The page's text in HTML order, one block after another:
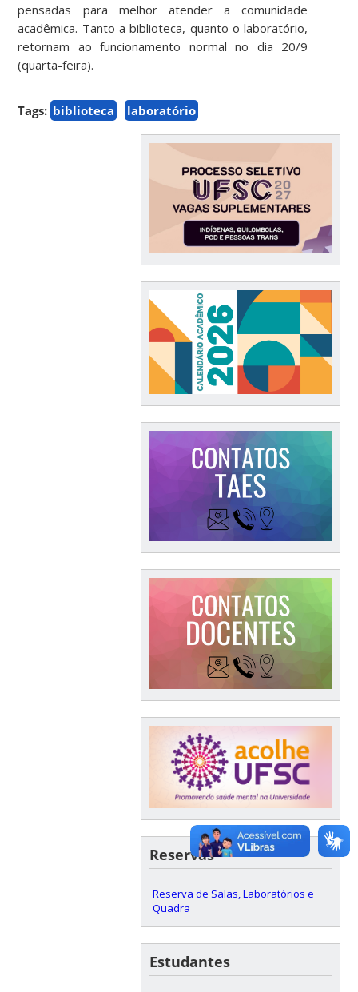
pensadas para melhor atender a comunidade
acadêmica. Tanto a biblioteca, quanto o laboratório,
retornam ao funcionamento normal no dia 20/9
(quarta-feira).
Tags: biblioteca laboratório
Reservas
Reserva de Salas, Laboratórios e
Quadra
Estudantes